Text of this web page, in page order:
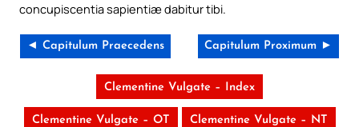
concupiscentia sapientiæ dabitur tibi.
◄ Capitulum Praecedens Capitulum Proximum ►
Clementine Vulgate – Index
Clementine Vulgate – OT Clementine Vulgate – NT